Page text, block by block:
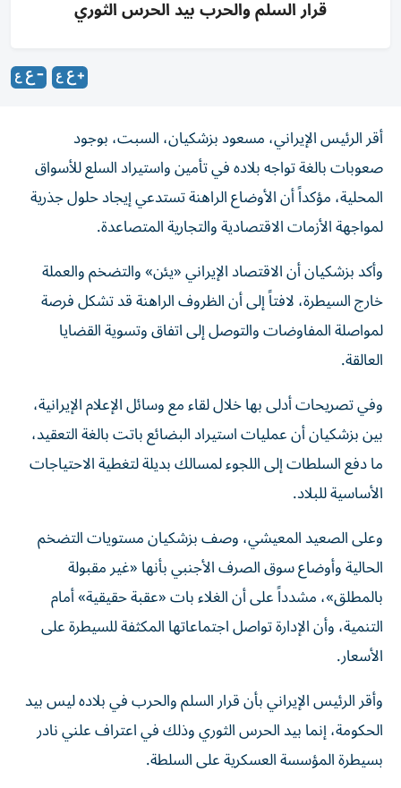
قرار السلم والحرب بيد الحرس الثوري
أقر الرئيس الإيراني، مسعود بزشكيان، السبت، بوجود
صعوبات بالغة تواجه بلاده في تأمين واستيراد السلع للأسواق
المحلية، مؤكداً أن الأوضاع الراهنة تستدعي إيجاد حلول جذرية
لمواجهة الأزمات الاقتصادية والتجارية المتصاعدة.
وأكد بزشكيان أن الاقتصاد الإيراني «يئن» والتضخم والعملة
خارج السيطرة، لافتاً إلى أن الظروف الراهنة قد تشكل فرصة
لمواصلة المفاوضات والتوصل إلى اتفاق وتسوية القضايا
العالقة.
وفي تصريحات أدلى بها خلال لقاء مع وسائل الإعلام الإيرانية،
بين بزشكيان أن عمليات استيراد البضائع باتت بالغة التعقيد،
ما دفع السلطات إلى اللجوء لمسالك بديلة لتغطية الاحتياجات
الأساسية للبلاد.
وعلى الصعيد المعيشي، وصف بزشكيان مستويات التضخم
الحالية وأوضاع سوق الصرف الأجنبي بأنها «غير مقبولة
بالمطلق»، مشدداً على أن الغلاء بات «عقبة حقيقية» أمام
التنمية، وأن الإدارة تواصل اجتماعاتها المكثفة للسيطرة على
الأسعار.
وأقر الرئيس الإيراني بأن قرار السلم والحرب في بلاده ليس بيد
الحكومة، إنما بيد الحرس الثوري وذلك في اعتراف علني نادر
بسيطرة المؤسسة العسكرية على السلطة.